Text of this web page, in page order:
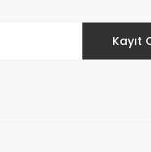
Kayıt